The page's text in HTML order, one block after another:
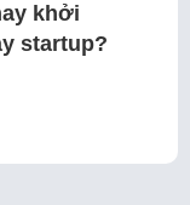
khởi
startup?